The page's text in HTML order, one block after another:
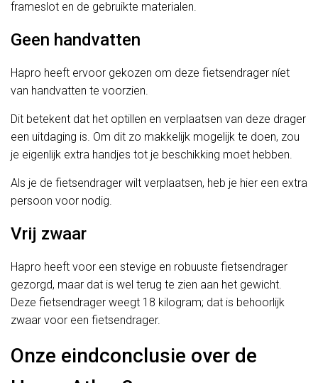
frameslot en de gebruikte materialen.
Geen handvatten
Hapro heeft ervoor gekozen om deze fietsendrager níet
van handvatten te voorzien.
Dit betekent dat het optillen en verplaatsen van deze drager
een uitdaging is. Om dit zo makkelijk mogelijk te doen, zou
je eigenlijk extra handjes tot je beschikking moet hebben.
Als je de fietsendrager wilt verplaatsen, heb je hier een extra
persoon voor nodig.
Vrij zwaar
Hapro heeft voor een stevige en robuuste fietsendrager
gezorgd, maar dat is wel terug te zien aan het gewicht.
Deze fietsendrager weegt 18 kilogram; dat is behoorlijk
zwaar voor een fietsendrager.
Onze eindconclusie over de